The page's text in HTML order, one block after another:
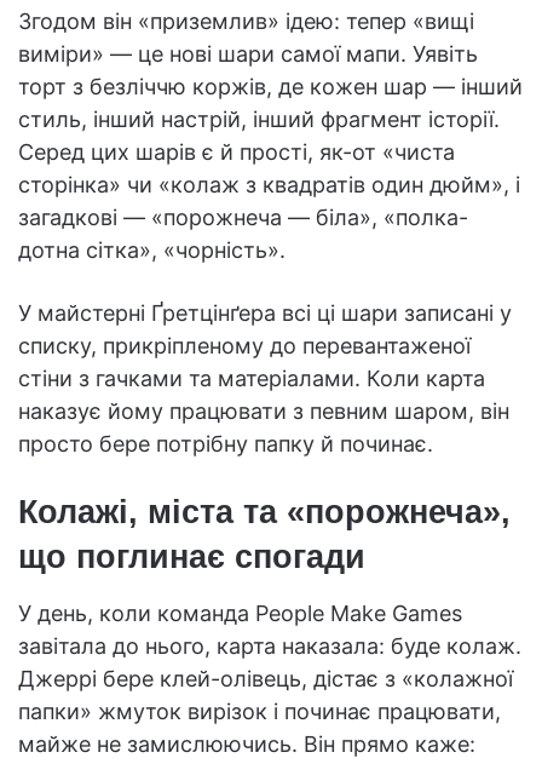
Згодом він «приземлив» ідею: тепер «вищі
виміри» — це нові шари самої мапи. Уявіть
торт з безліччю коржів, де кожен шар — інший
стиль, інший настрій, інший фрагмент історії.
Серед цих шарів є й прості, як-от «чиста
сторінка» чи «колаж з квадратів один дюйм», і
загадкові — «порожнеча — біла», «полка-
дотна сітка», «чорність».
У майстерні Ґретцінґера всі ці шари записані у
списку, прикріпленому до перевантаженої
стіни з гачками та матеріалами. Коли карта
наказує йому працювати з певним шаром, він
просто бере потрібну папку й починає.
Колажі, міста та «порожнеча»,
що поглинає спогади
У день, коли команда People Make Games
завітала до нього, карта наказала: буде колаж.
Джеррі бере клей-олівець, дістає з «колажної
папки» жмуток вирізок і починає працювати,
майже не замислюючись. Він прямо каже: